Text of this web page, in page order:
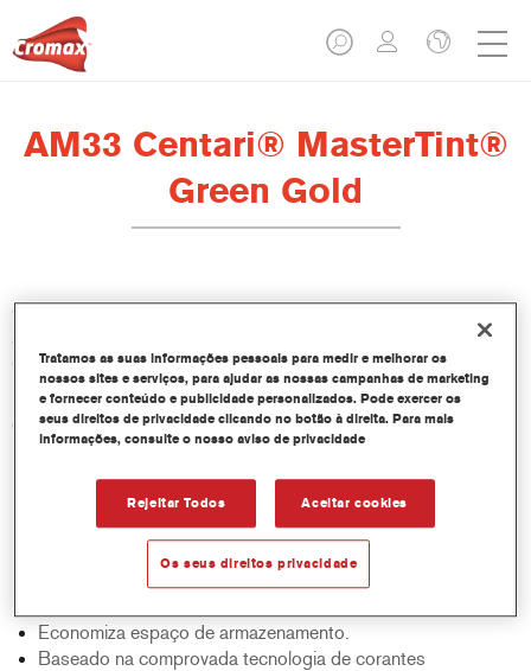
AM33 Centari® MasterTint®
Green Gold
O Centari Mastertint é um corante concentrado em base
solvente que faz parte da linha de Bases Bicamada e Esmaltes
Centari.
Características do produto
Sistema de pintura em base solvente distinto, versátil e de
fácil utilização.
Um equipamento de mistura único disponibiliza todas as
qualidades de tinta em base solvente - médio e alto teor de
sólidos, acabamentos e bases.
Rápido controlo de inventário.
Economiza espaço de armazenamento.
Baseado na comprovada tecnologia de corantes
Tratamos as suas informações pessoais para medir e melhorar os
nossos sites e serviços, para ajudar as nossas campanhas de marketing
e fornecer conteúdo e publicidade personalizados. Pode exercer os
seus direitos de privacidade clicando no botão à direita. Para mais
informações, consulte o nosso aviso de privacidade
Rejeitar Todos Aceitar cookies
Os seus direitos privacidade